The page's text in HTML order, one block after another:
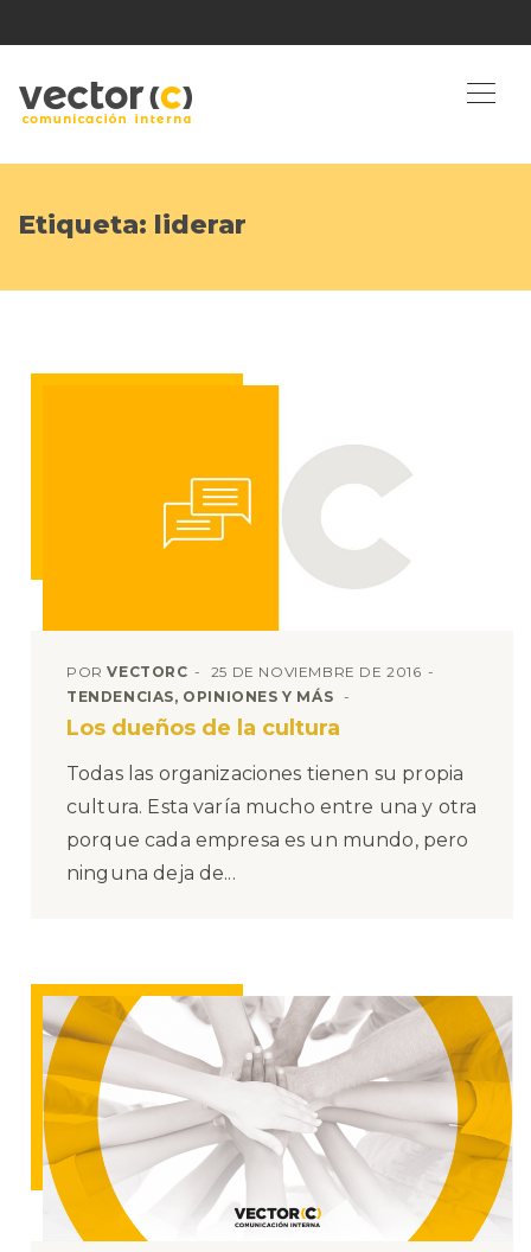
Etiqueta: liderar
PORVECTORC
25 DE NOVIEMBRE DE 2016
TENDENCIAS, OPINIONES Y MÁS
Los dueños de la cultura
Todas las organizaciones tienen su propia
cultura. Esta varía mucho entre una y otra
porque cada empresa es un mundo, pero
ninguna deja de...